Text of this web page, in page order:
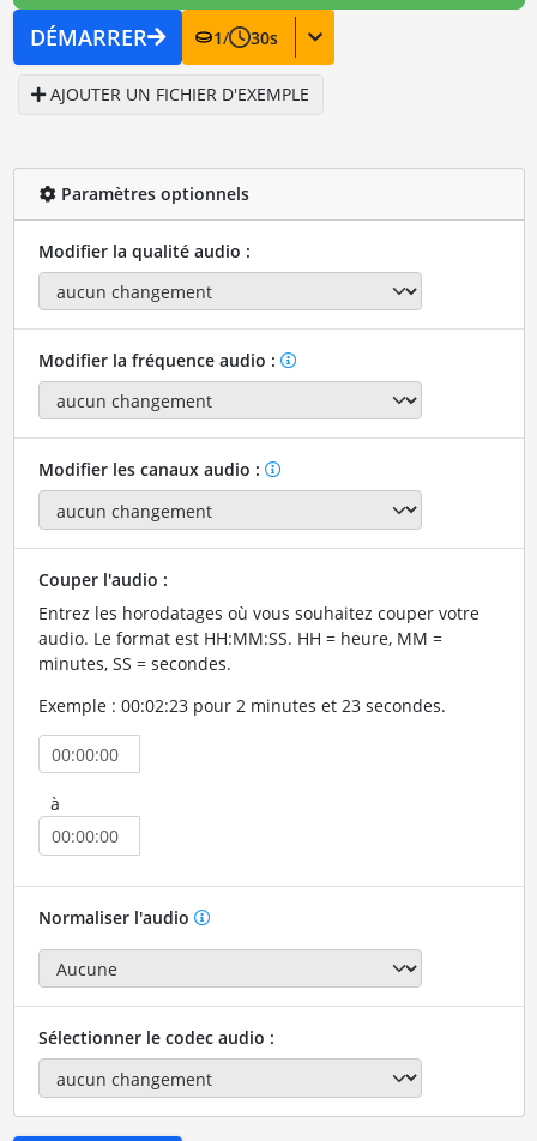
DÉMARRER 1/ 30s
AJOUTER UN FICHIER D'EXEMPLE
Paramètres optionnels
Modifier la qualité audio :
Modifier la fréquence audio :
Modifier les canaux audio :
Couper l'audio :
Entrez les horodatages où vous souhaitez couper votre
audio. Le format est HH:MM:SS. HH = heure, MM =
minutes, SS = secondes.
Exemple : 00:02:23 pour 2 minutes et 23 secondes.
à
Normaliser l'audio
Sélectionner le codec audio :